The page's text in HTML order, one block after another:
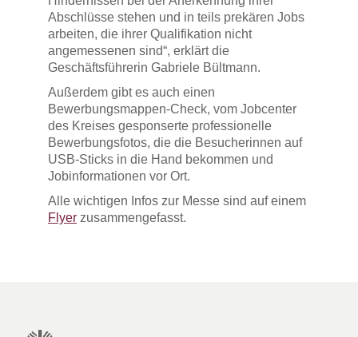
Abschlüsse stehen und in teils prekären Jobs
arbeiten, die ihrer Qualifikation nicht
angemessenen sind“, erklärt die
Geschäftsführerin Gabriele Bültmann.
Außerdem gibt es auch einen
Bewerbungsmappen-Check, vom Jobcenter
des Kreises gesponserte professionelle
Bewerbungsfotos, die die Besucherinnen auf
USB-Sticks in die Hand bekommen und
Jobinformationen vor Ort.
Alle wichtigen Infos zur Messe sind auf einem
Flyer zusammengefasst.